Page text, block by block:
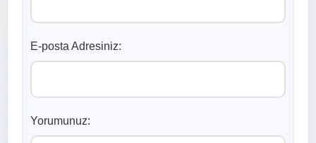
E-posta Adresiniz:
Yorumunuz: